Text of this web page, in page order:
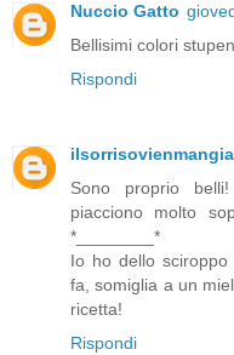
Nuccio Gatto
Bellisimi colori
Rispondi
Sono proprio
piacciono molto
*________*
Io ho dello
fa, somiglia a un
ricetta!
Rispondi